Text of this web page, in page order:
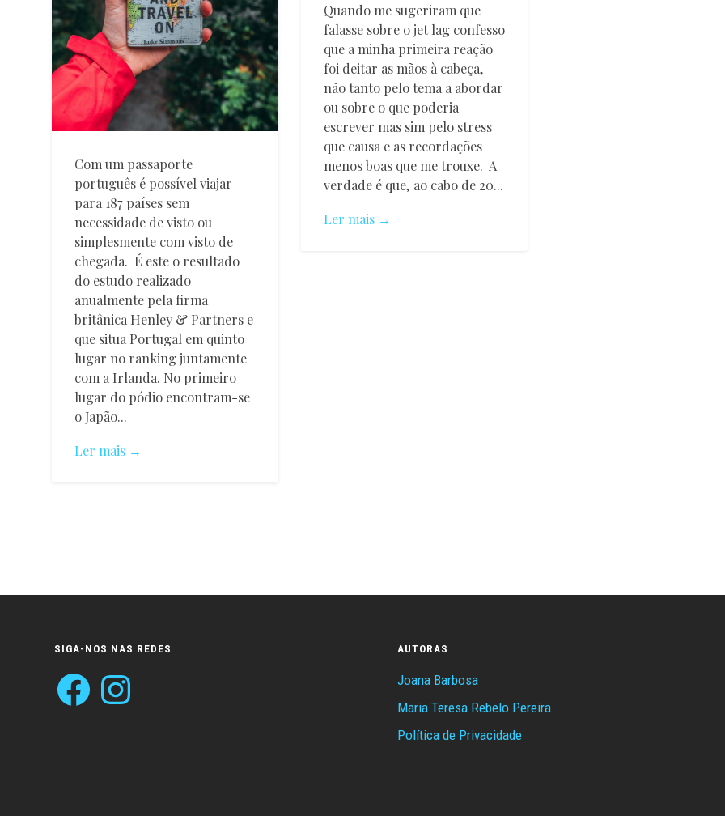
Com um passaporte
português é possível viajar
para 187 países sem
necessidade de visto ou
simplesmente com visto de
chegada. É este o resultado
do estudo realizado
anualmente pela firma
britânica Henley & Partners e
que situa Portugal em quinto
lugar no ranking juntamente
com a Irlanda. No primeiro
lugar do pódio encontram-se
o Japão...
Ler mais →
Quando me sugeriram que
falasse sobre o jet lag confesso
que a minha primeira reação
foi deitar as mãos à cabeça,
não tanto pelo tema a abordar
ou sobre o que poderia
escrever mas sim pelo stress
que causa e as recordações
menos boas que me trouxe. A
verdade é que, ao cabo de 20...
Ler mais →
SIGA-NOS NAS REDES
FacebookInstagram
AUTORAS
Joana Barbosa
Maria Teresa Rebelo Pereira
Política de Privacidade